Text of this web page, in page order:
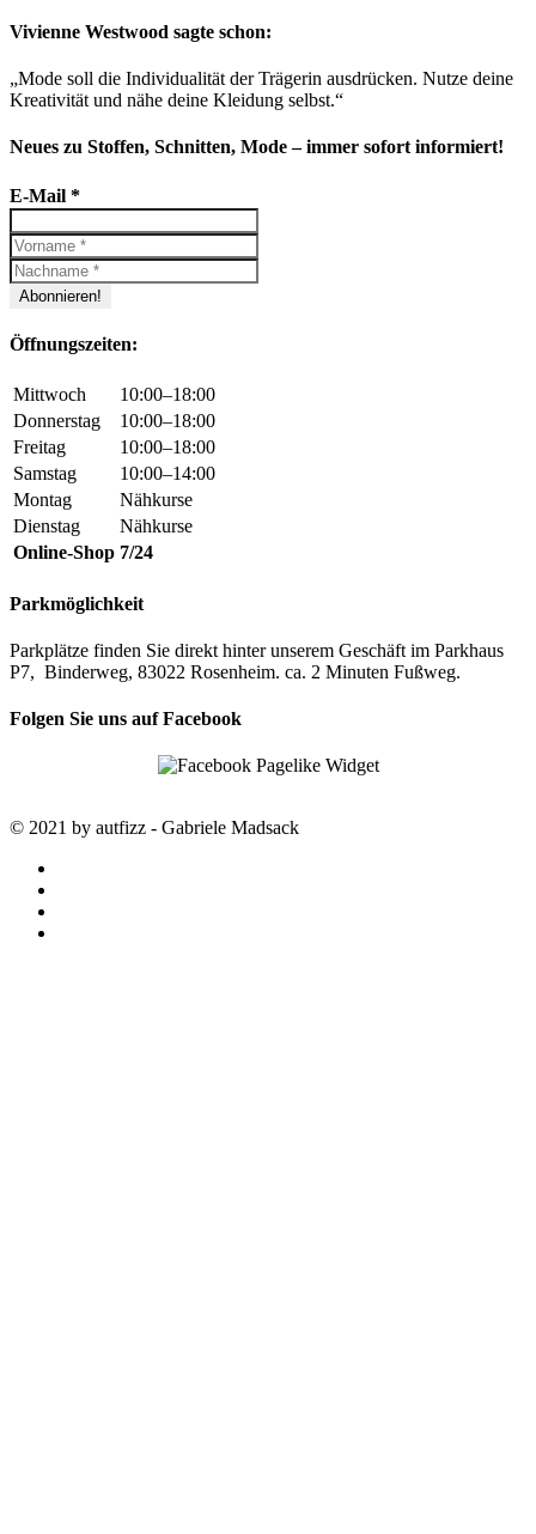
Vivienne Westwood sagte schon:
„Mode soll die Individualität der Trägerin ausdrücken. Nutze deine
Kreativität und nähe deine Kleidung selbst.“
Neues zu Stoffen, Schnitten, Mode – immer sofort informiert!
E-Mail *
Öffnungszeiten:
Mittwoch
10:00–18:00
Donnerstag
10:00–18:00
Freitag
10:00–18:00
Samstag
10:00–14:00
Montag
Nähkurse
Dienstag
Nähkurse
Online-Shop 7/24
Parkmöglichkeit
Parkplätze finden Sie direkt hinter unserem Geschäft im Parkhaus
P7, Binderweg, 83022 Rosenheim. ca. 2 Minuten Fußweg.
Folgen Sie uns auf Facebook
© 2021 by autfizz - Gabriele Madsack